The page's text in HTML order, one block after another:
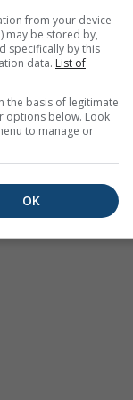
précipitations
la foudre.
Une bruine
est
from your device
may be stored by,
specifically by this
data. List of
the basis of legitimate
options below. Look
to manage or
OK